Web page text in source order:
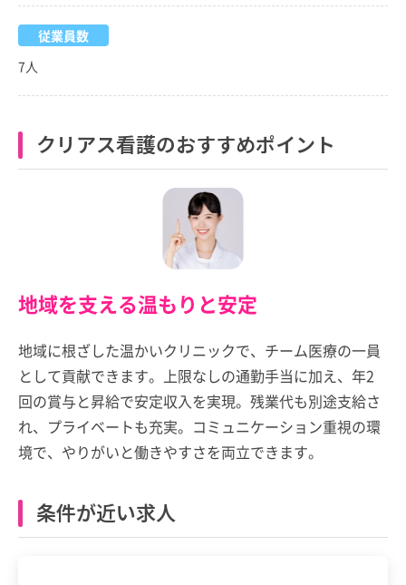
従業員数
7人
クリアス看護のおすすめポイント
地域を支える温もりと安定
地域に根ざした温かいクリニックで、チーム医療の一員
として貢献できます。上限なしの通勤手当に加え、年2
回の賞与と昇給で安定収入を実現。残業代も別途支給さ
れ、プライベートも充実。コミュニケーション重視の環
境で、やりがいと働きやすさを両立できます。
条件が近い求人